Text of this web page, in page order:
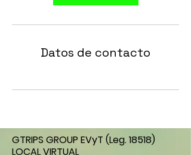
Datos de contacto
GTRIPS GROUP EVyT (Leg. 18518)
LOCAL VIRTUAL